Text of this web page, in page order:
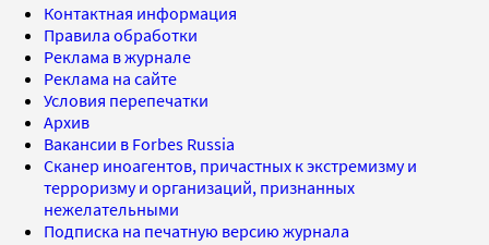
Контактная информация
Правила обработки
Реклама в журнале
Реклама на сайте
Условия перепечатки
Архив
Вакансии в Forbes Russia
Сканер иноагентов, причастных к экстремизму и
терроризму и организаций, признанных
нежелательными
Подписка на печатную версию журнала